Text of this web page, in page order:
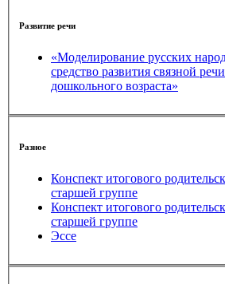
Развитие речи
«Моделирование русских народных сказок как
средство развития связной
дошкольного возраста»
Разное
Конспект итогового
старшей группе
Конспект итогового
старшей группе
Эссе